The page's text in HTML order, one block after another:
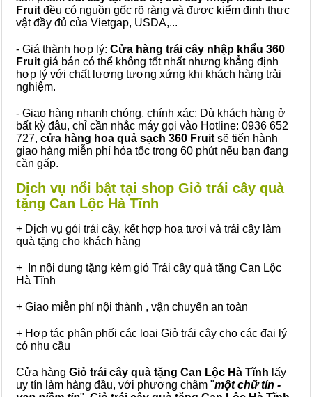
Fruit đều có nguồn gốc rõ ràng và được kiểm định thực
vật đầy đủ của Vietgap, USDA,...
- Giá thành hợp lý: Cửa hàng trái cây nhập khẩu 360
Fruit giá bán có thể không tốt nhất nhưng khẳng định
hợp lý với chất lượng tương xứng khi khách hàng trải
nghiệm.
- Giao hàng nhanh chóng, chính xác: Dù khách hàng ở
bất kỳ đâu, chỉ cần nhắc máy gọi vào Hotline: 0936 652
727, cửa hàng hoa quả sạch 360 Fruit sẽ tiến hành
giao hàng miễn phí hỏa tốc trong 60 phút nếu bạn đang
cần gấp.
Dịch vụ nổi bật tại shop Giỏ trái cây quà
tặng Can Lộc Hà Tĩnh
+ Dịch vụ gói trái cây, kết hợp hoa tươi và trái cây làm
quà tặng cho khách hàng
+ In nội dung tặng kèm giỏ Trái cây quà tặng Can Lộc
Hà Tĩnh
+ Giao miễn phí nội thành , vận chuyển an toàn
+ Hợp tác phân phối các loại Giỏ trái cây cho các đại lý
có nhu cầu
Cửa hàng Giỏ trái cây quà tặng Can Lộc Hà Tĩnh lấy
uy tín làm hàng đầu, với phương châm "một chữ tín -